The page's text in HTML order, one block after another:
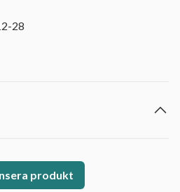
28
produkt